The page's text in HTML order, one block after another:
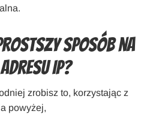
sposób na
IP?
zrobisz to, korzystając z
powyżej,